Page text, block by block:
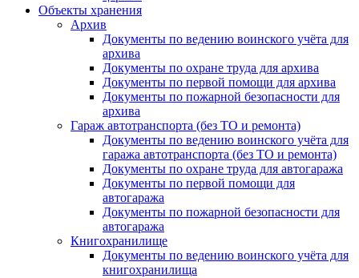
Объекты хранения
Архив
Документы по ведению воинского учёта для
архива
Документы по охране труда для архива
Документы по первой помощи для архива
Документы по пожарной безопасности для
архива
Гараж автотранспорта (без ТО и ремонта)
Документы по ведению воинского учёта для
гаража автотранспорта (без ТО и ремонта)
Документы по охране труда для автогаража
Документы по первой помощи для
автогаража
Документы по пожарной безопасности для
автогаража
Книгохранилище
Документы по ведению воинского учёта для
книгохранилища